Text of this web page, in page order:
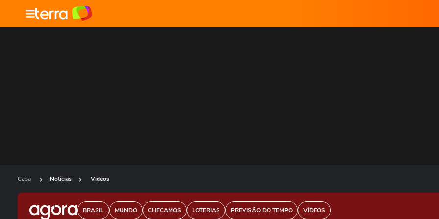
Capa Notícias Videos
BRASIL MUNDO CHECAMOS LOTERIAS PREVISÃO DO TEMPO VÍDEOS